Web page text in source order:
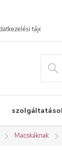
tájékoztató
Macskáknak